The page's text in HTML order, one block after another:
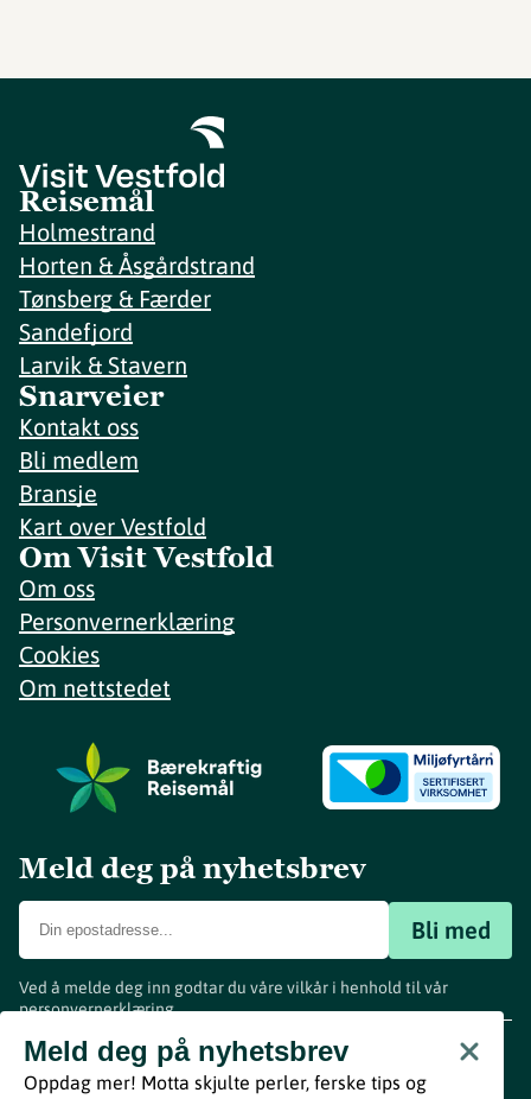
Reisemål
Holmestrand
Horten & Åsgårdstrand
Tønsberg & Færder
Sandefjord
Larvik & Stavern
Snarveier
Kontakt oss
Bli medlem
Bransje
Kart over Vestfold
Om Visit Vestfold
Om oss
Personvernerklæring
Cookies
Om nettstedet
Meld deg på nyhetsbrev
Bli med
Ved å melde deg inn godtar du våre vilkår i henhold til vår
personvernerklæring.
Meld deg på nyhetsbrev
Oppdag mer! Motta skjulte perler, ferske tips og
www.visitvestfold.com
Turistinformasjon